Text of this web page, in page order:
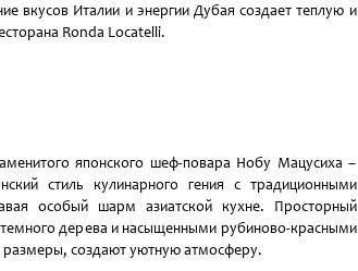
вкусов Италии и энергии Дубая создает теплую и
Ronda Locatelli.
японского шеф-повара Нобу Мацусиха –
стиль кулинарного гения с традиционными
особый шарм азиатской кухне. Просторный
дерева и насыщенными рубиново-красными
размеры, создают уютную атмосферу.